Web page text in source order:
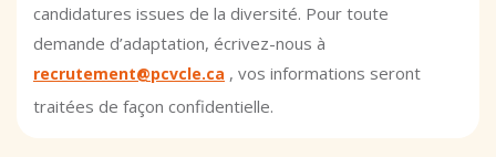
candidatures issues de la diversité. Pour toute
demande d’adaptation, écrivez-nous à
recrutement@pcvcle.ca , vos informations seront
traitées de façon confidentielle.